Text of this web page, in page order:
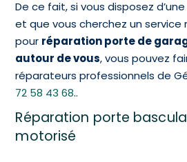
De ce fait, si vous disposez
et que vous cherchez un service
pour réparation porte de
autour de vous, vous pouvez
réparateurs professionnels de
72 58 43 68..
Réparation porte
motorisé